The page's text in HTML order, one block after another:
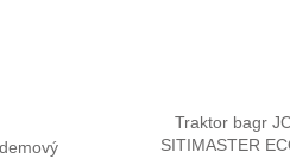
Traktor bagr
SITIMASTER